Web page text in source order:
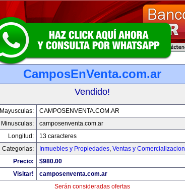
CamposEnVenta.com.ar
Vendido!
Mayusculas:
CAMPOSENVENTA.COM.AR
Minusculas:
camposenventa.com.ar
Longitud:
13 caracteres
Categorias:
Inmuebles y Propiedades, Ventas y Comercializacion
Precio:
$980.00
Visitar!
camposenventa.com.ar
Serán consideradas ofertas